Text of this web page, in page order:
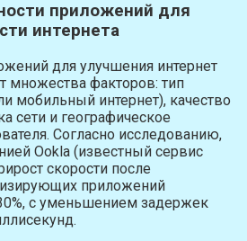
приложений для
интернета
для улучшения интернет
множества факторов: тип
мобильный интернет), качество
сети и географическое
Согласно исследованию,
Ookla (известный сервис
скорости после
приложений
с уменьшением задержек